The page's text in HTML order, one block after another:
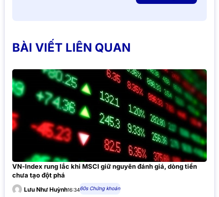
BÀI VIẾT LIÊN QUAN
VN-Index rung lắc khi MSCI giữ nguyên đánh giá, dòng tiền
chưa tạo đột phá
Lưu Như Huỳnh16:3460s Chứng khoán